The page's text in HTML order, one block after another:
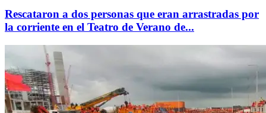
Rescataron a dos personas que eran arrastradas por
la corriente en el Teatro de Verano de...